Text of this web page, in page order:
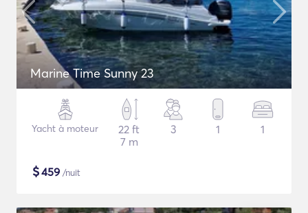
Marine Time Sunny 23
Yacht à moteur
22 ft
7 m
3 1 1
$459 /nuit